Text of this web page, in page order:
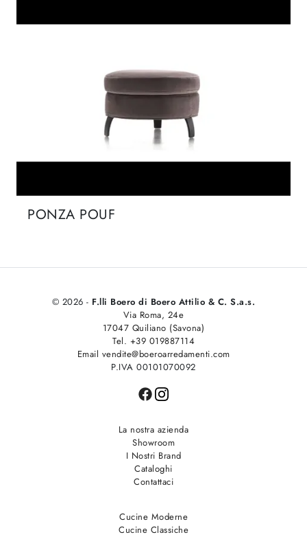
PONZA POUF
© 2026 - F.lli Boero di Boero Attilio & C. S.a.s.
Via Roma, 24e
17047 Quiliano (Savona)
Tel. +39 019887114
Email vendite@boeroarredamenti.com
P.IVA 00101070092
La nostra azienda
Showroom
I Nostri Brand
Cataloghi
Contattaci
Cucine Moderne
Cucine Classiche